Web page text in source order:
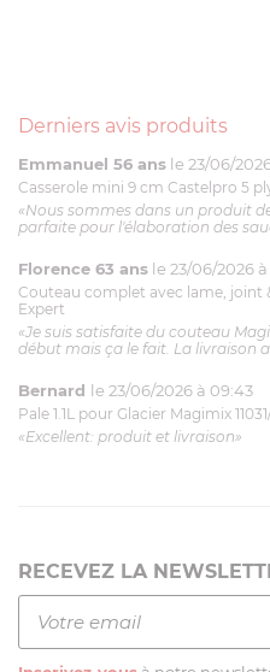
Derniers avis produits
Emmanuel 56 ans le 23/06/
Casserole mini 9 cm Castelpro 5
«Nous sommes dans un produit
parfaite pour l'élaboration des
Florence 63 ans le 23/06/2026 à
Couteau complet avec lame, joint
Expert
«Je suis satisfaite du couteau
début mais ça le fait. La livraison
Bernard le 23/06/2026 à 09:43
Pale 1.1L pour Glacier Magimix 11031/
«Excellent: produit et livraison»
RECEVEZ LA